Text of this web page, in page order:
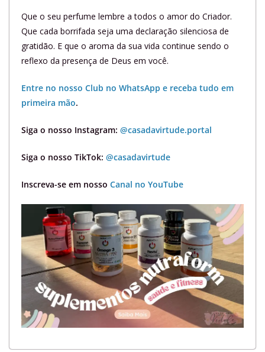
Que o seu perfume lembre a todos o amor do Criador.
Que cada borrifada seja uma declaração silenciosa de
gratidão. E que o aroma da sua vida continue sendo o
reflexo da presença de Deus em você.
Entre no nosso Club no WhatsApp e receba tudo em
primeira mão.
Siga o nosso Instagram: @casadavirtude.portal
Siga o nosso TikTok: @casadavirtude
Inscreva-se em nosso Canal no YouTube